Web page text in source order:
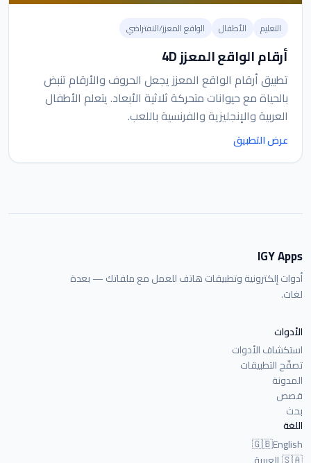
التعليم الأطفال الواقع المعزز/الافتراضي
أرقام الواقع المعزز 4D
تطبيق أرقام الواقع المعزز يجعل الحروف والأرقام تنبض
بالحياة مع حيوانات متحركة ثلاثية الأبعاد. يتعلم الأطفال
العربية والإنجليزية والفرنسية باللعب.
عرض التطبيق
IGY Apps
أدوات إلكترونية وتطبيقات هاتف للعمل مع ملفاتك — بعدة
لغات.
الأدوات
استكشاف الأدوات
تصفّح التطبيقات
المدونة
قصص
بحث
اللغة
🇬🇧English